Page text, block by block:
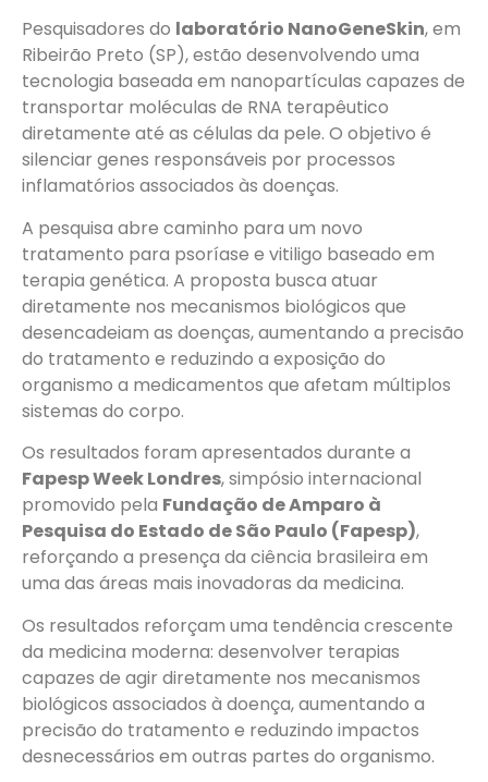
Pesquisadores do laboratório NanoGeneSkin, em
Ribeirão Preto (SP), estão desenvolvendo uma
tecnologia baseada em nanopartículas capazes de
transportar moléculas de RNA terapêutico
diretamente até as células da pele. O objetivo é
silenciar genes responsáveis por processos
inflamatórios associados às doenças.
A pesquisa abre caminho para um novo
tratamento para psoríase e vitiligo baseado em
terapia genética. A proposta busca atuar
diretamente nos mecanismos biológicos que
desencadeiam as doenças, aumentando a precisão
do tratamento e reduzindo a exposição do
organismo a medicamentos que afetam múltiplos
sistemas do corpo.
Os resultados foram apresentados durante a
Fapesp Week Londres, simpósio internacional
promovido pela Fundação de Amparo à
Pesquisa do Estado de São Paulo (Fapesp),
reforçando a presença da ciência brasileira em
uma das áreas mais inovadoras da medicina.
Os resultados reforçam uma tendência crescente
da medicina moderna: desenvolver terapias
capazes de agir diretamente nos mecanismos
biológicos associados à doença, aumentando a
precisão do tratamento e reduzindo impactos
desnecessários em outras partes do organismo.